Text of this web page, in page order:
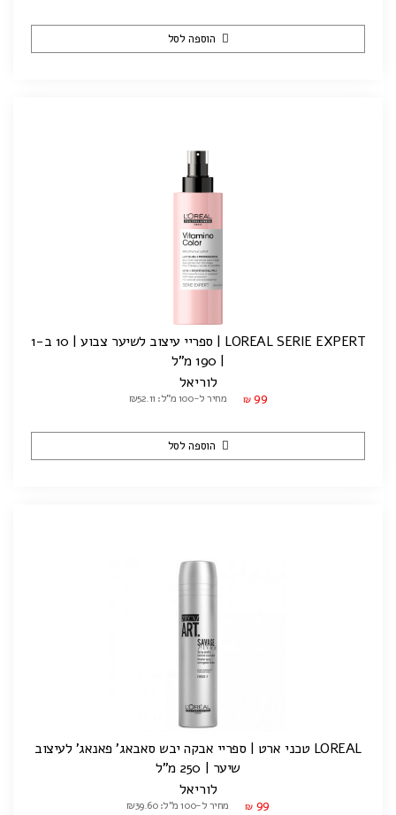
הוספה לסל
LOREAL SERIE EXPERT | ספריי עיצוב לשיער צבוע | 10 ב-1
| 190 מ"ל
לוריאל
₪ 99 מחיר ל-100 מ"ל: ₪52.11
הוספה לסל
LOREAL טכני ארט | ספריי אבקה יבש סאבאג' פאנאג' לעיצוב
שיער | 250 מ"ל
לוריאל
₪ 99 מחיר ל-100 מ"ל: ₪39.60